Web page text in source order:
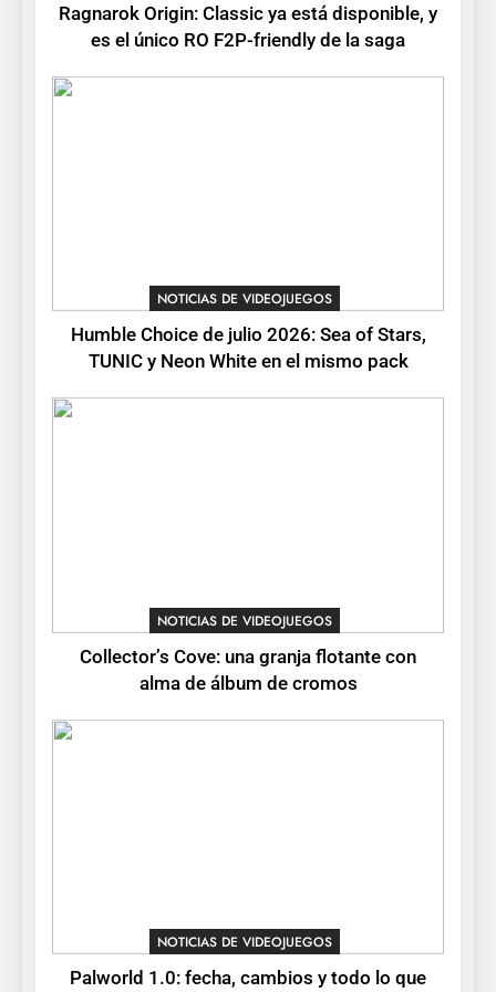
RO F2P-friendly de la saga
NOTICIAS DE VIDEOJUEGOS
flotante con alma de álbum
de cromos
NOTICIAS DE VIDEOJUEGOS
para PC y móviles
NOTICIAS DE VIDEOJUEGOS
Ragnarok Origin: Classic ya está disponible, y
es el único RO F2P-friendly de la saga
NOTICIAS DE VIDEOJUEGOS
Humble Choice de julio 2026: Sea of Stars,
TUNIC y Neon White en el mismo pack
NOTICIAS DE VIDEOJUEGOS
Collector’s Cove: una granja flotante con
alma de álbum de cromos
NOTICIAS DE VIDEOJUEGOS
Palworld 1.0: fecha, cambios y todo lo que